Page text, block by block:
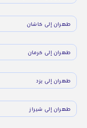
طهران إلى كاشان
طهران إلى كرمان
طهران إلى يزد
طهران إلى شيراز